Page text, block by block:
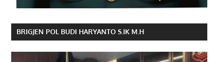
BRIGJEN POL BUDI HARYANTO S.IK M.H